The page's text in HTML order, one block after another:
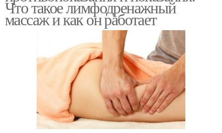
Что такое лимфодренажный
массаж и как он работает